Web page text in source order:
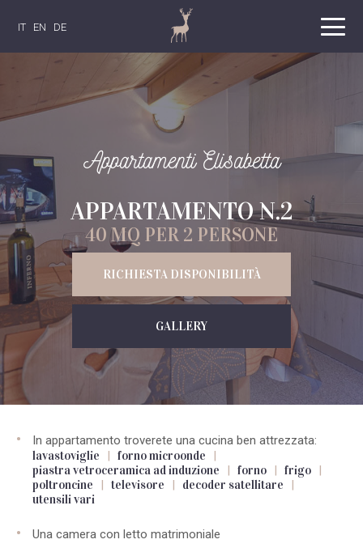
Appartamenti Elisabetta
APPARTAMENTO N.2
40 MQ PER 2 PERSONE
RICHIESTA DISPONIBILITÀ
GALLERY
In appartamento troverete una cucina ben attrezzata:
lavastoviglie
| forno microonde
|
piastra vetroceramica ad induzione
| forno | frigo
|
poltroncine
| televisore | decoder satellitare
|
utensili vari
Una camera con letto matrimoniale
IT EN DE